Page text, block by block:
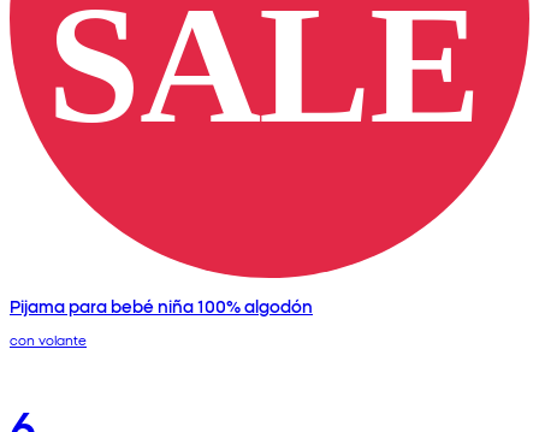
Pijama para bebé niña 100% algodón
con volante